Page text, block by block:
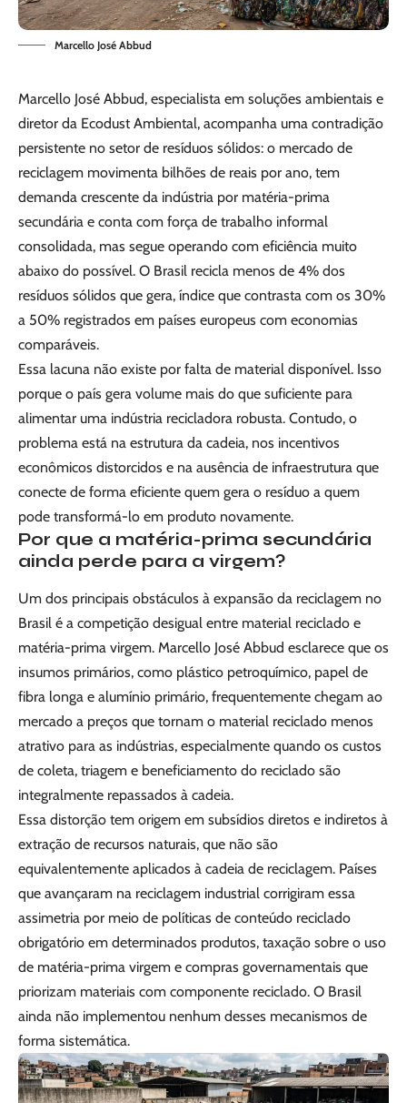
Marcello José Abbud
Marcello José Abbud, especialista em soluções ambientais e
diretor da Ecodust Ambiental, acompanha uma contradição
persistente no setor de resíduos sólidos: o mercado de
reciclagem movimenta bilhões de reais por ano, tem
demanda crescente da indústria por matéria-prima
secundária e conta com força de trabalho informal
consolidada, mas segue operando com eficiência muito
abaixo do possível. O Brasil recicla menos de 4% dos
resíduos sólidos que gera, índice que contrasta com os 30%
a 50% registrados em países europeus com economias
comparáveis.
Essa lacuna não existe por falta de material disponível. Isso
porque o país gera volume mais do que suficiente para
alimentar uma indústria recicladora robusta. Contudo, o
problema está na estrutura da cadeia, nos incentivos
econômicos distorcidos e na ausência de infraestrutura que
conecte de forma eficiente quem gera o resíduo a quem
pode transformá-lo em produto novamente.
Por que a matéria-prima secundária
ainda perde para a virgem?
Um dos principais obstáculos à expansão da reciclagem no
Brasil é a competição desigual entre material reciclado e
matéria-prima virgem. Marcello José Abbud esclarece que os
insumos primários, como plástico petroquímico, papel de
fibra longa e alumínio primário, frequentemente chegam ao
mercado a preços que tornam o material reciclado menos
atrativo para as indústrias, especialmente quando os custos
de coleta, triagem e beneficiamento do reciclado são
integralmente repassados à cadeia.
Essa distorção tem origem em subsídios diretos e indiretos à
extração de recursos naturais, que não são
equivalentemente aplicados à cadeia de reciclagem. Países
que avançaram na reciclagem industrial corrigiram essa
assimetria por meio de políticas de conteúdo reciclado
obrigatório em determinados produtos, taxação sobre o uso
de matéria-prima virgem e compras governamentais que
priorizam materiais com componente reciclado. O Brasil
ainda não implementou nenhum desses mecanismos de
forma sistemática.